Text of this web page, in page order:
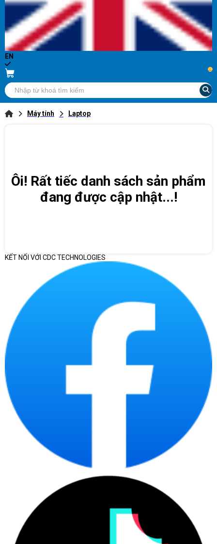
EN
...
Máy tính Laptop
Ôi! Rất tiếc danh sách sản phẩm
đang được cập nhật...!
KẾT NỐI VỚI CDC TECHNOLOGIES